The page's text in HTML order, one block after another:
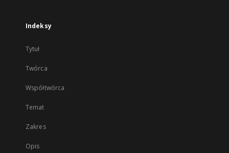
Indeksy
Tytuł
Twórca
Współtwórca
Temat
Zakres
Opis